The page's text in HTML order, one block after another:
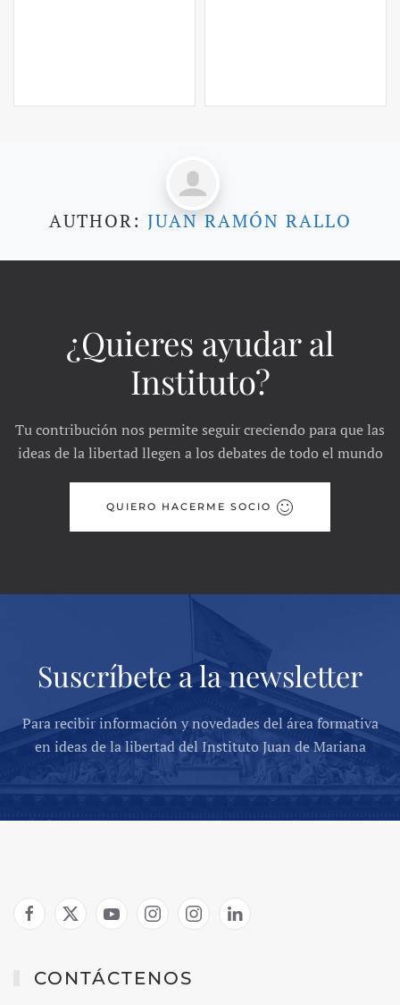
AUTHOR: JUAN RAMÓN RALLO
¿Quieres ayudar al
Instituto?
Tu contribución nos permite seguir creciendo para que las
ideas de la libertad llegen a los debates de todo el mundo
QUIERO HACERME SOCIO
Suscríbete a la newsletter
Para recibir información y novedades del área formativa
en ideas de la libertad del Instituto Juan de Mariana
CONTÁCTENOS